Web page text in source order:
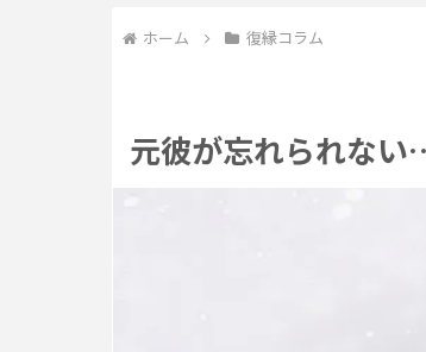
ホーム 復縁コラム
元彼が忘れられな